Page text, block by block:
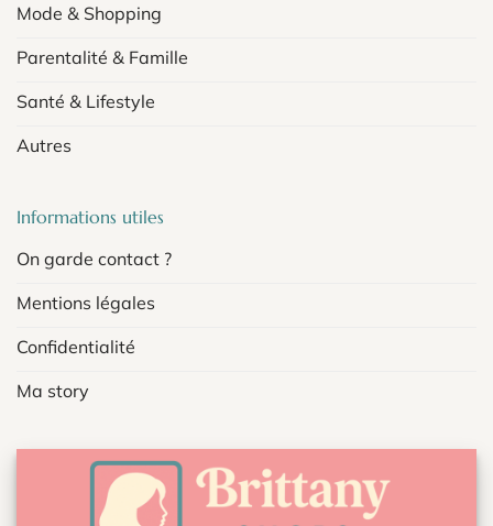
Mode & Shopping
Parentalité & Famille
Santé & Lifestyle
Autres
Informations utiles
On garde contact ?
Mentions légales
Confidentialité
Ma story